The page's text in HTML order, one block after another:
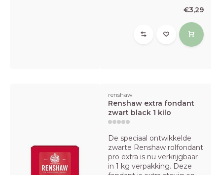
€3,29
renshaw
Renshaw extra fondant
zwart black 1 kilo
De speciaal ontwikkelde
zwarte Renshaw rolfondant
pro extra is nu verkrijgbaar
in 1 kg verpakking. Deze